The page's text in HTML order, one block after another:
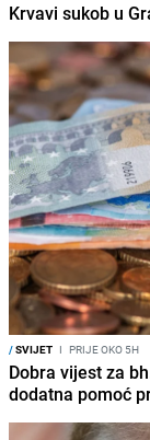
Krvavi sukob u
/SVIJET I PRIJE OKO 5H
Dobra vijest za
dodatna pomoć